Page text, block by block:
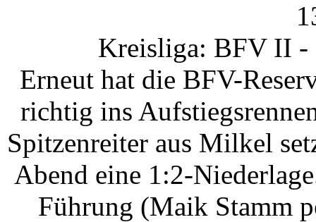
Kreisliga: BFV II
Erneut hat die BFV-
richtig ins
Spitzenreiter aus Milkel
Abend eine 1:2-
Führung (Maik Stamm